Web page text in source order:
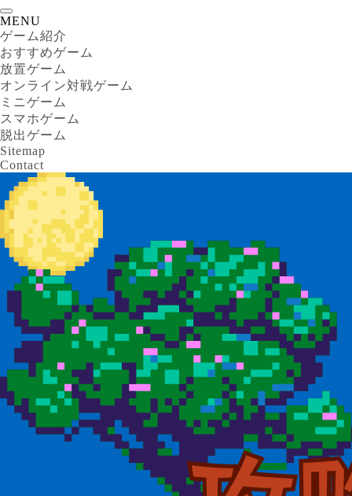
MENU
ゲーム紹介
おすすめゲーム
放置ゲーム
オンライン対戦ゲーム
ミニゲーム
スマホゲーム
脱出ゲーム
Sitemap
Contact